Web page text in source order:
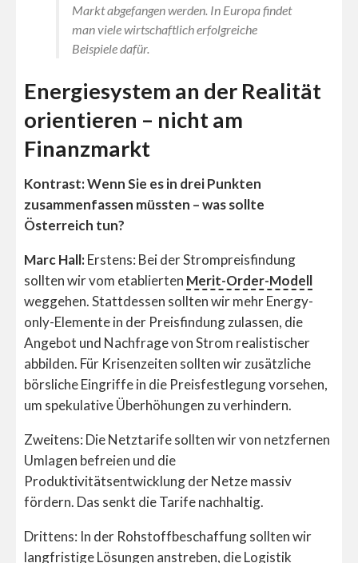
Markt abgefangen werden. In Europa findet
man viele wirtschaftlich erfolgreiche
Beispiele dafür.
Energiesystem an der Realität
orientieren – nicht am
Finanzmarkt
Kontrast: Wenn Sie es in drei Punkten
zusammenfassen müssten – was sollte
Österreich tun?
Marc Hall:Erstens: Bei der Strompreisfindung
sollten wir vom etablierten Merit-Order-Modell
weggehen. Stattdessen sollten wir mehr Energy-
only-Elemente in der Preisfindung zulassen, die
Angebot und Nachfrage von Strom realistischer
abbilden. Für Krisenzeiten sollten wir zusätzliche
börsliche Eingriffe in die Preisfestlegung vorsehen,
um spekulative Überhöhungen zu verhindern.
Zweitens: Die Netztarife sollten wir von netzfernen
Umlagen befreien und die
Produktivitätsentwicklung der Netze massiv
fördern. Das senkt die Tarife nachhaltig.
Drittens: In der Rohstoffbeschaffung sollten wir
langfristige Lösungen anstreben, die Logistik